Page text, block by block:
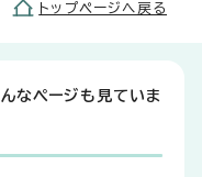
トップページへ戻る
なページも見ていま